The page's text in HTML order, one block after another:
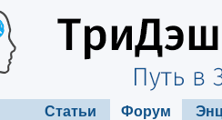
Статьи Форум